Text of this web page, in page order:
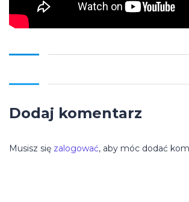
Dodaj komentarz
Musisz się zalogować, aby móc dodać